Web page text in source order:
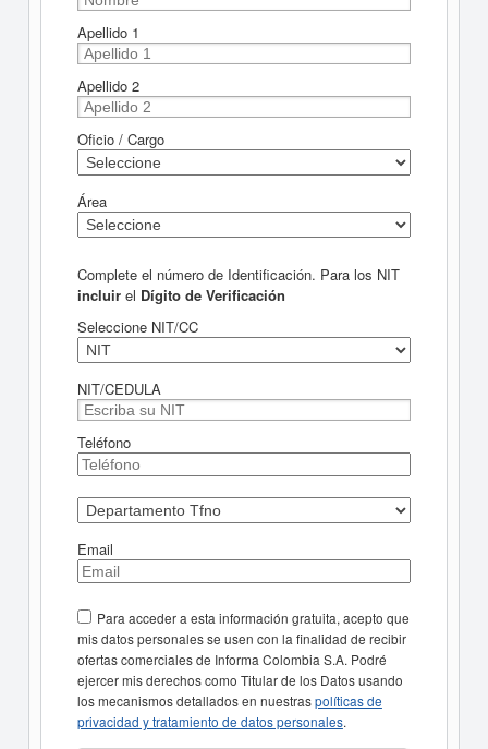
Apellido 1
Apellido 2
Oficio / Cargo
Área
Complete el número de Identificación. Para los NIT
incluirel Dígito de Verificación
Seleccione NIT/CC
NIT/CEDULA
Teléfono
Email
Para acceder a esta información gratuita, acepto que
mis datos personales se usen con la finalidad de recibir
ofertas comerciales de Informa Colombia S.A. Podré
ejercer mis derechos como Titular de los Datos usando
los mecanismos detallados en nuestraspolíticas de
privacidad y tratamiento de datos personales.